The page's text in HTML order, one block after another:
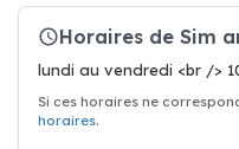
Horaires de Sim
lundi au vendredi <br />
Si ces horaires ne
horaires.